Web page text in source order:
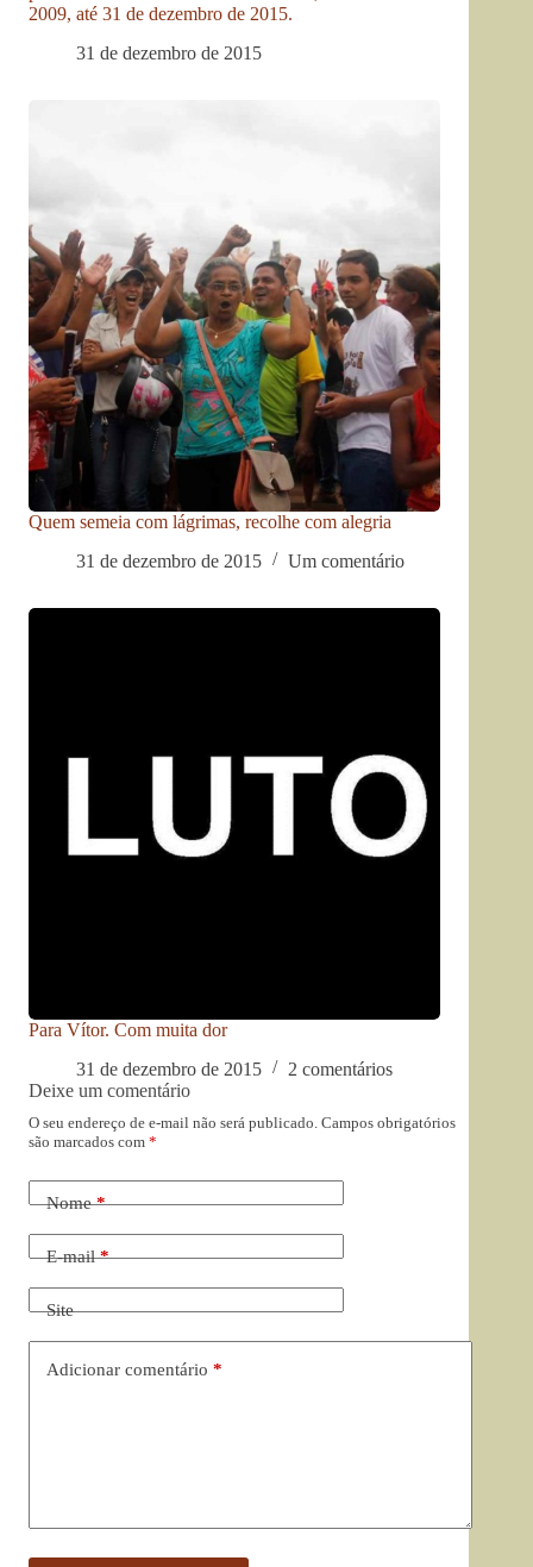
2009, até 31 de dezembro de 2015.
31 de dezembro de 2015
Quem semeia com lágrimas, recolhe com alegria
31 de dezembro de 2015
Um comentário
Para Vítor. Com muita dor
31 de dezembro de 2015
2 comentários
Deixe um comentário
O seu endereço de e-mail não será publicado. Campos obrigatórios
são marcados com *
Nome*
E-mail*
Site
Adicionar comentário *